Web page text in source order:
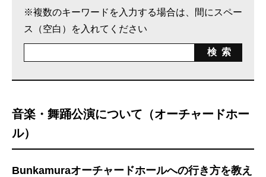
※複数のキーワードを入力する場合は、間にスペー
ス（空白）を入れてください
音楽・舞踊公演について（オーチャードホー
ル）
Bunkamuraオーチャードホールへの行き方を教え